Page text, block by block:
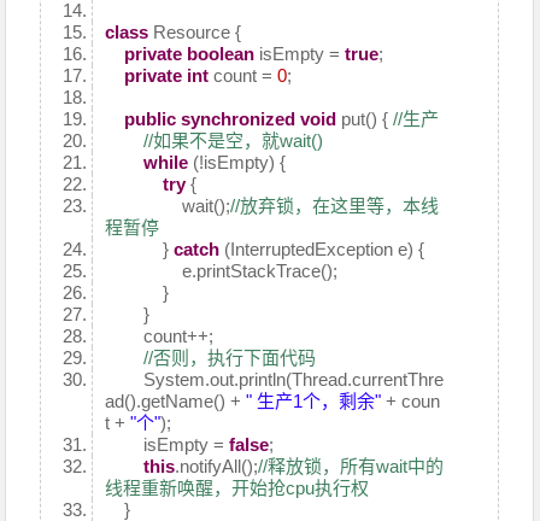
class Resource {
private boolean isEmpty =true;
private int count =0;
public synchronized void put() {//生产
//如果不是空，就wait()
while (!isEmpty) {
try{
wait();//放弃锁，在这里等，本线
程暂停
}catch (InterruptedException e) {
e.printStackTrace();
}
}
count++;
//否则，执行下面代码
System.out.println(Thread.currentThre
ad().getName() +" 生产1个，剩余" + coun
t +"个");
isEmpty =false;
this.notifyAll();//释放锁，所有wait中的
线程重新唤醒，开始抢cpu执行权
}